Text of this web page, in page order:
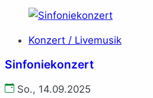
Konzert / Livemusik
Sinfoniekonzert
So., 14.09.2025